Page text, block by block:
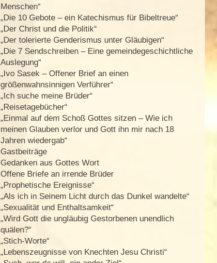
Menschen“
„Die 10 Gebote – ein Katechismus für Bibeltreue“
„Der Christ und die Politik“
„Der tolerierte Genderismus unter Gläubigen“
„Die 7 Sendschreiben – Eine gemeindegeschichtliche
Auslegung“
„Ivo Sasek – Offener Brief an einen
größenwahnsinnigen Verführer“
„Ich suche meine Brüder“
„Reisetagebücher“
„Einmal auf dem Schoß Gottes sitzen – Wie ich
meinen Glauben verlor und Gott ihn mir nach 18
Jahren wiedergab“
Gastbeiträge
Gedanken aus Gottes Wort
Offene Briefe an irrende Brüder
„Prophetische Ereignisse“
„Als ich in Seinem Licht durch das Dunkel wandelte“
„Sexualität und Enthaltsamkeit“
„Wird Gott die ungläubig Gestorbenen unendlich
quälen?“
„Stich-Worte“
„Lebenszeugnisse von Knechten Jesu Christi“